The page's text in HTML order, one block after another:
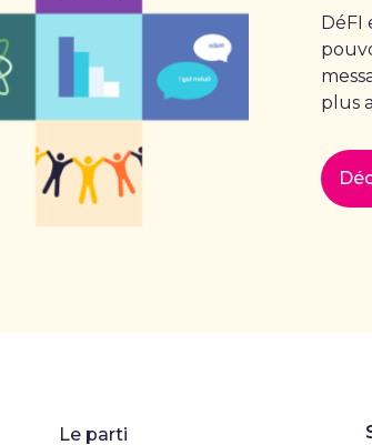
DéFI
plus
Le parti